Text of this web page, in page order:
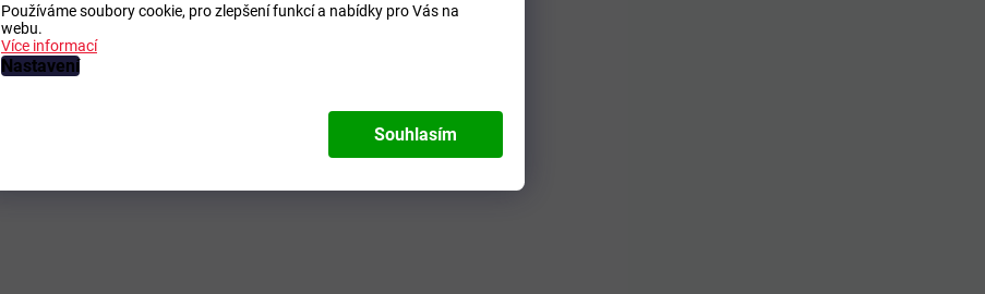
Používáme soubory cookie, pro zlepšení funkcí a nabídky pro Vás na
webu.
Více informací
Nastavení
Souhlasím